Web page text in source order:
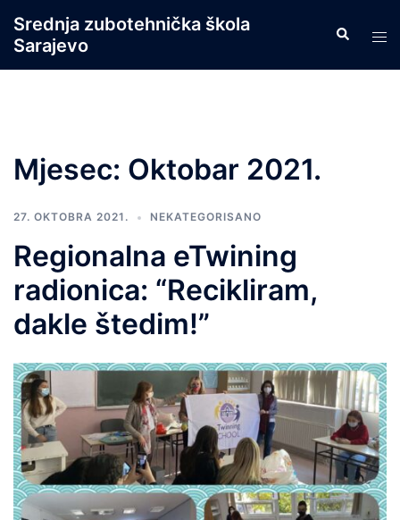
content
Srednja zubotehnička škola
Sarajevo
Search
Mjesec: Oktobar 2021.
27. OKTOBRA 2021. NEKATEGORISANO
Regionalna eTwining
radionica: “Recikliram,
dakle štedim!”